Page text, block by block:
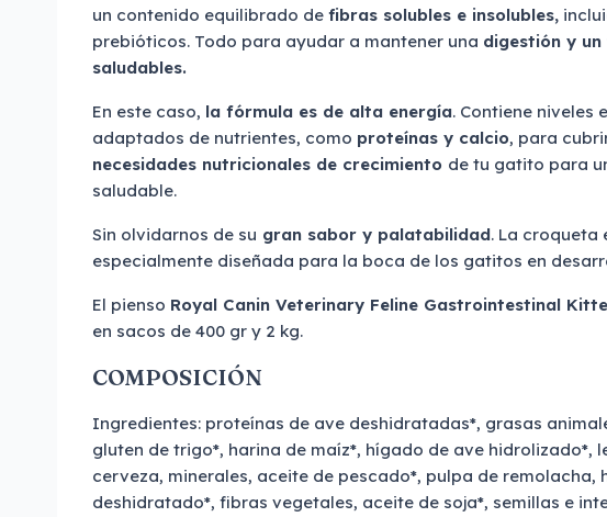
un contenido equilibrado de fibras solubles e insolubles,
prebióticos. Todo para ayudar a mantener una digestión y
saludables.
En este caso, la fórmula es de alta energía. Contiene niveles
adaptados de nutrientes, como proteínas y calcio, para
necesidades nutricionales de crecimiento de tu gatito para
saludable.
Sin olvidarnos de su gran sabor y palatabilidad. La croqueta
especialmente diseñada para la boca de los gatitos en
El pienso Royal Canin Veterinary Feline Gastrointestinal
en sacos de 400 gr y 2 kg.
COMPOSICIÓN
Ingredientes: proteínas de ave deshidratadas*, grasas
gluten de trigo*, harina de maíz*, hígado de ave hidrolizado*,
cerveza, minerales, aceite de pescado*, pulpa de remolacha,
deshidratado*, fibras vegetales, aceite de soja*, semillas e